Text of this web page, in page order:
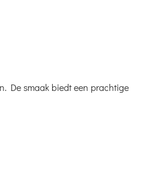
De smaak biedt een prachtige